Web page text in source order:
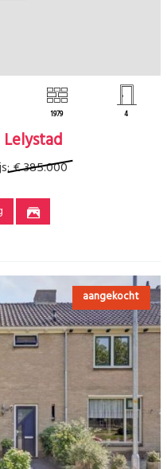
1979 4
€ 385.000
aangekocht